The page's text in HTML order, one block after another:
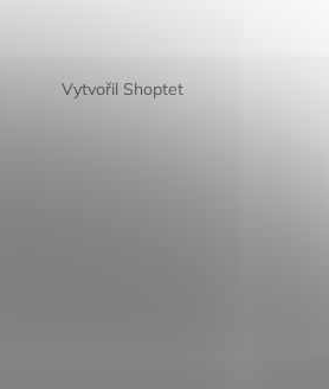
Vytvořil Shoptet